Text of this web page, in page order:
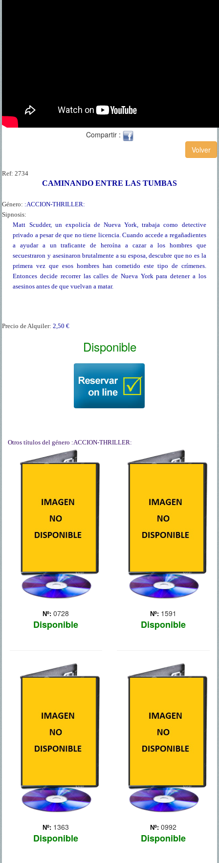
Compartir :
Ref:2734
CAMINANDO ENTRE LAS TUMBAS
Género: :ACCION-THRILLER:
Sipnosis:
Matt Scudder, un expolicía de Nueva York, trabaja como detective
privado a pesar de que no tiene licencia. Cuando accede a regañadientes
a ayudar a un traficante de heroína a cazar a los hombres que
secuestraron y asesinaron brutalmente a su esposa, descubre que no es la
primera vez que esos hombres han cometido este tipo de crímenes.
Entonces decide recorrer las calles de Nueva York para detener a los
asesinos antes de que vuelvan a matar.
Precio de Alquiler:2,50 €
Disponible
Otros títulos del género :ACCION-THRILLER:
Nº: 0728
Disponible
Nº: 1591
Disponible
Max Lewinsky (James
McAvoy), un detective de la
la pista del peligroso
criminal Jacob Sternwood
(Mark Strong), al que sigue
el rastro desde hace
Nº: 1363
Disponible
Victor (Colin Farrell) es la
mano derecha de
neoyorquino que vive bajo
la amenaza de un asesino
que está matando a todos
los miembros de su banda.
Nº: 0992
Disponible
de la morgue huye y es
atropellado. En el depósito
descubre que la puerta de
una de las neveras está
mujer ha des... Más